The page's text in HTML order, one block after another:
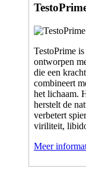
TestoPrime
ontworpen
die een
combineert
het lichaam.
herstelt de
verbetert
viriliteit,
Meer